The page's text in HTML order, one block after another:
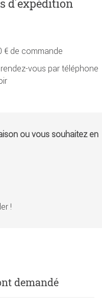
d´expédition
€ de commande
vous par téléphone
ou vous souhaitez en
!
demandé